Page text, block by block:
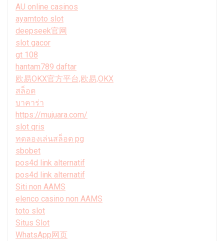
AU online casinos
ayamtoto slot
deepseek官网
slot gacor
gt 108
hantam789 daftar
欧易OKX官方平台,欧易,OKX
สล็อต
บาคาร่า
https://mujuara.com/
slot qris
ทดลองเล่นสล็อต pg
sbobet
pos4d link alternatif
pos4d link alternatif
Siti non AAMS
elenco casino non AAMS
toto slot
Situs Slot
WhatsApp网页